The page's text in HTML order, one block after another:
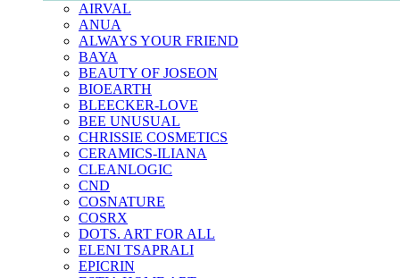
AIRVAL
ANUA
ALWAYS YOUR FRIEND
BAYA
BEAUTY OF JOSEON
BIOEARTH
BLEECKER-LOVE
BEE UNUSUAL
CHRISSIE COSMETICS
CERAMICS-ILIANA
CLEANLOGIC
CND
COSNATURE
COSRX
DOTS. ART FOR ALL
ELENI TSAPRALI
EPICRIN